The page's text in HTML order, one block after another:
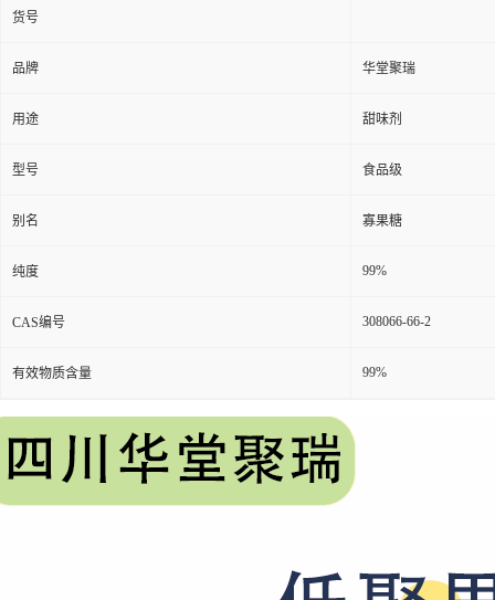
货号
品牌 华堂聚瑞
用途 甜味剂
型号 食品级
别名 寡果糖
纯度 99%
CAS编号 308066-66-2
有效物质含量 99%